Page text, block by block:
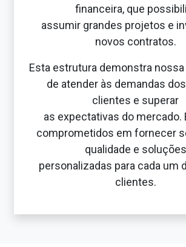
financeira, que
assumir grandes projetos e
novos contratos.
Esta estrutura demonstra
de atender às demandas
clientes e superar
as expectativas do mercado.
comprometidos em fornecer
qualidade e soluções
personalizadas para cada um
clientes.